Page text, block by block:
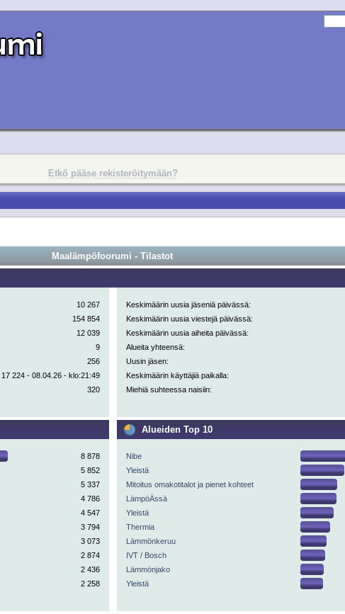
Etkö pääse rekisteröitymään?
Maalämpöfoorumi - Tilastot
10 267
154 854
12 039
9
256
17 224 - 08.04.26 - klo:21:49
320
Keskimäärin uusia jäseniä päivässä:
Keskimäärin uusia viestejä päivässä:
Keskimäärin uusia aiheita päivässä:
Alueita yhteensä:
Uusin jäsen:
Keskimäärin käyttäjiä paikalla:
Miehiä suhteessa naisiin:
8 878
5 852
5 337
4 786
4 547
3 794
3 073
2 874
2 436
2 258
Alueiden Top 10
Nibe
Yleistä
Mitoitus omakotitalot ja pienet kohteet
LämpöÄssä
Yleistä
Thermia
Lämmönkeruu
IVT / Bosch
Lämmönjako
Yleistä